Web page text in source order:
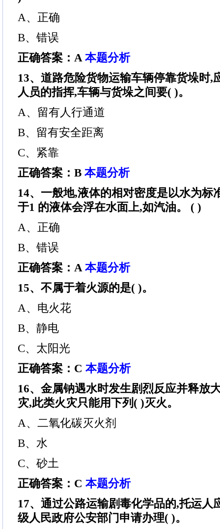
A、正确
B、错误
正确答案：A 本题分析
13、道路危险货物运输车辆停靠货垛时,
人员的指挥,车辆与货垛之间要( )。
A、留有人行通道
B、留有安全距离
C、紧靠
正确答案：B 本题分析
14、一般地,液体的相对密度是以水为标
于1 的液体会浮在水面上,如汽油。 ( )
A、正确
B、错误
正确答案：A 本题分析
15、不属于着火源的是( )。
A、电火花
B、静电
C、太阳光
正确答案：C 本题分析
16、金属钠遇水时发生剧烈反应并释放
灾,此类火灾只能用下列( )灭火。
A、二氧化碳灭火剂
B、水
C、砂土
正确答案：C 本题分析
17、通过公路运输剧毒化学品的,托运人
级人民政府公安部门申请办理( )。